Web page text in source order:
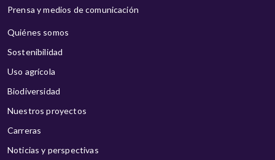
Prensa y medios de comunicación
Quiénes somos
Sostenibilidad
Uso agrícola
Biodiversidad
Nuestros proyectos
Carreras
Noticias y perspectivas